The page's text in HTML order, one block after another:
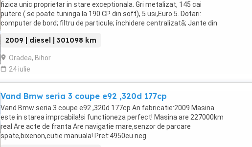
fizica unic proprietar in stare exceptionala. Gri metalizat, 145 cai
putere ( se poate tuninga la 190 CP din soft), 5 usi,Euro 5. Dotari:
computer de bord; filtru de particule; închidere centralizată; Jante din
2009 | diesel | 301098 km
Oradea, Bihor
24 iulie
Vand Bmw seria 3 coupe e92 ,320d 177cp
Vand Bmw seria 3 coupe e92 ,320d 177cp An fabricatie:2009 Masina
este in starea imprcabila!si functioneza perfect! Masina are 227000km
real Are acte de franta Are navigatie mare,senzor de parcare
spate,bixenon,cutie manuala! Pret:4950eu neg